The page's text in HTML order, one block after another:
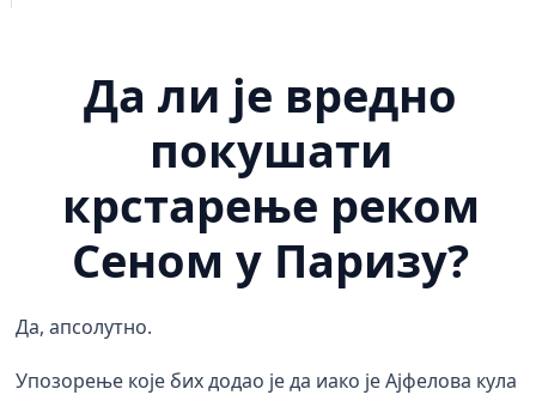
Да ли је вредно
покушати
крстарење реком
Сеном у Паризу?
Да, апсолутно.
Упозорење које бих додао је да иако је Ајфелова кула